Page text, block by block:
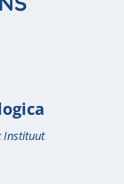
Instituut